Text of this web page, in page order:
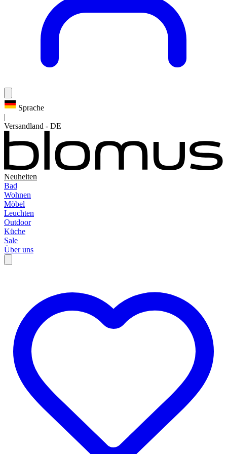
Sprache
|
Versandland - DE
Neuheiten
Bad
Wohnen
Möbel
Leuchten
Outdoor
Küche
Sale
Über uns